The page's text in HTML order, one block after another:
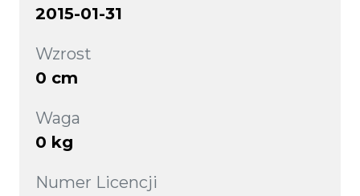
2015-01-31
Wzrost
0 cm
Waga
0 kg
Numer Licencji